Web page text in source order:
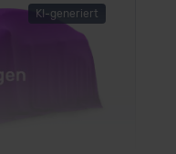
KI-generiert